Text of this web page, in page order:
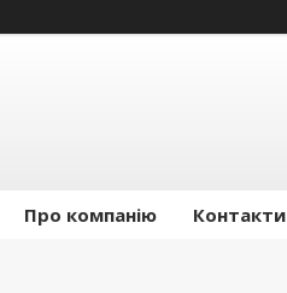
Про компанію Контакти